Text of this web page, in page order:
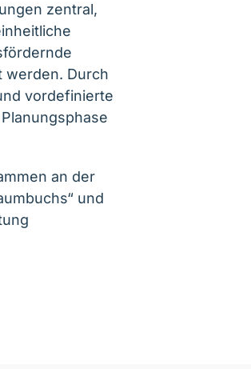
zentral,
werden. Durch
vordefinierte
an der
und